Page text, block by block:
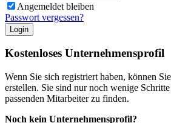
Angemeldet bleiben
Passwort vergessen?
Login
Kostenloses Unternehmensprofil
Wenn Sie sich registriert haben, können
erstellen. Sie sind nur noch wenige
passenden Mitarbeiter zu finden.
Noch kein Unternehmensprofil?